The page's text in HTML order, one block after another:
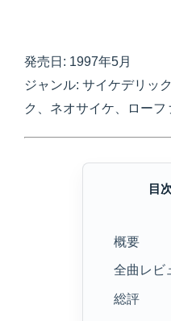
発売日: 1997年5月
ジャンル: サイケデリッ
ク、ネオサイケ、ローフ
目次
概要
全曲レビ
総評